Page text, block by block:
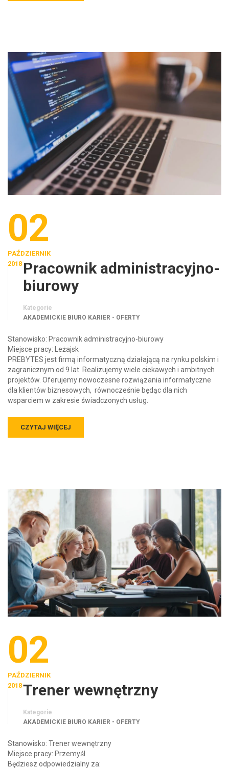
02
PAŹDZIERNIK
2018 Pracownik administracyjno-
biurowy
Kategorie
AKADEMICKIE BIURO KARIER - OFERTY
Stanowisko: Pracownik administracyjno-biurowy
Miejsce pracy: Leżajsk
PREBYTES jest firmą informatyczną działającą na rynku polskim i
zagranicznym od 9 lat. Realizujemy wiele ciekawych i ambitnych
projektów. Oferujemy nowoczesne rozwiązania informatyczne
dla klientów biznesowych, równocześnie będąc dla nich
wsparciem w zakresie świadczonych usług.
CZYTAJ WIĘCEJ
02
PAŹDZIERNIK
2018Trener wewnętrzny
Kategorie
AKADEMICKIE BIURO KARIER - OFERTY
Stanowisko: Trener wewnętrzny
Miejsce pracy: Przemyśl
Będziesz odpowiedzialny za: